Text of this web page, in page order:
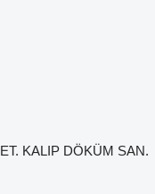
KALIP DÖKÜM SAN.